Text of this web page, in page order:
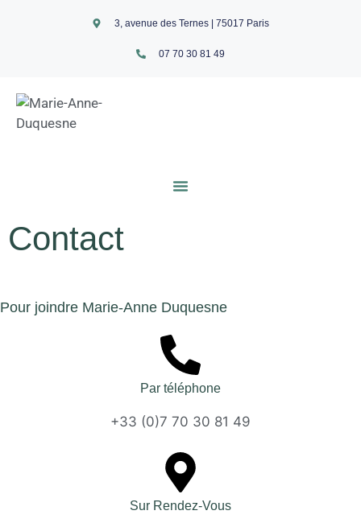
3, avenue des Ternes | 75017 Paris
07 70 30 81 49
Contact
Pour joindre Marie-Anne Duquesne
Par téléphone
+33 (0)7 70 30 81 49
Sur Rendez-Vous